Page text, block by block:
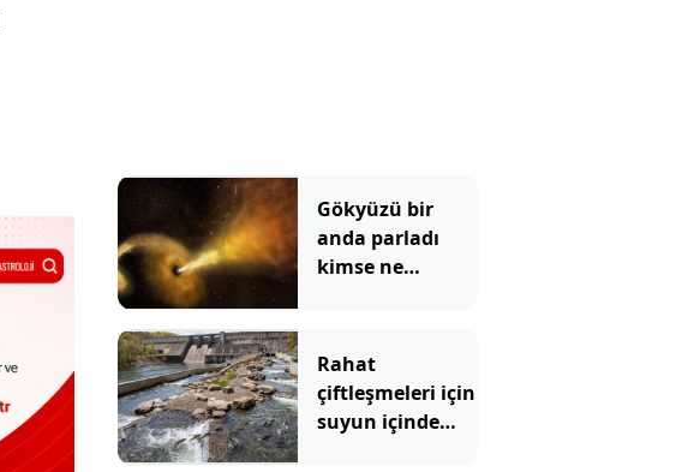
Gökyüzü bir
anda parladı
kimse ne
insanları
çözemedi yapay
zekâ anında
açıkladı
Rahat
çiftleşmeleri için
suyun içinde